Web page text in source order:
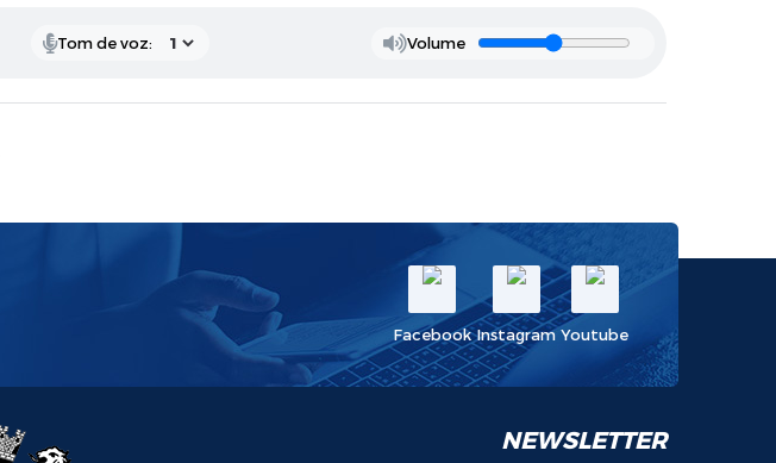
Tom de voz: Volume
Facebook Instagram Youtube
NEWSLETTER